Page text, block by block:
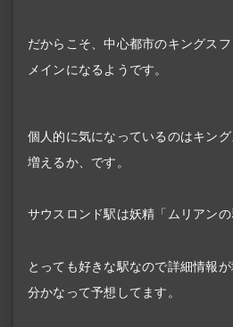
だからこそ、中心都市のキングス
メインになるようです。
個人的に気になっているのはキン
増えるか、です。
サウスロンド駅は妖精「ムリアン
とっても好きな駅なので詳細情報
分かなって予想してます。